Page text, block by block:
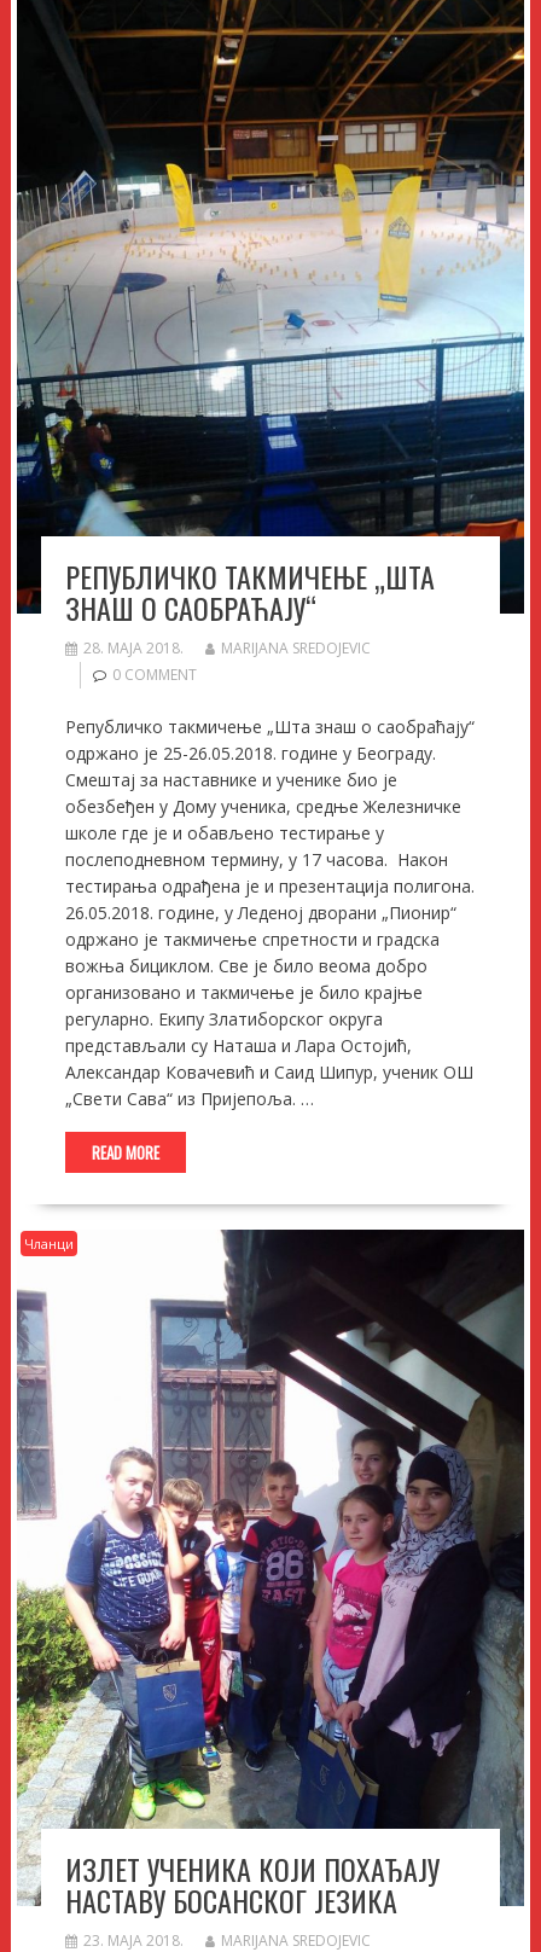
РЕПУБЛИЧКО ТАКМИЧЕЊЕ „ШТА
ЗНАШ О САОБРАЋАЈУ“
28. МАЈА 2018.
MARIJANA SREDOJEVIC
0 COMMENT
Републичко такмичење „Шта знаш о саобраћају“
одржано је 25-26.05.2018. године у Београду.
Смештај за наставнике и ученике био је
обезбеђен у Дому ученика, средње Железничке
школе где је и обављено тестирање у
послеподневном термину, у 17 часова. Након
тестирања одрађена је и презентација полигона.
26.05.2018. године, у Леденој дворани „Пионир“
одржано је такмичење спретности и градска
вожња бициклом. Све је било веома добро
организовано и такмичење је било крајње
регуларно. Екипу Златиборског округа
представљали су Наташа и Лара Остојић,
Александар Ковачевић и Саид Шипур, ученик ОШ
„Свети Сава“ из Пријепоља. …
READ MORE
Чланци
ИЗЛЕТ УЧЕНИКА КОЈИ ПОХАЂАЈУ
НАСТАВУ БОСАНСКОГ ЈЕЗИКА
23. МАЈА 2018.
MARIJANA SREDOJEVIC